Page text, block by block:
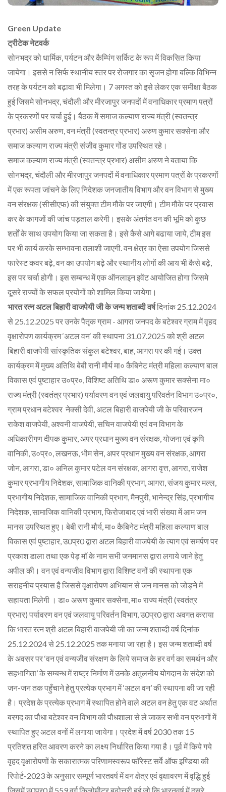
Green Update
ट्रीटेक नेटवर्क
सोनभद्र को धार्मिक, पर्यटन और कैम्पिंग सर्किट के रूप में विकसित किया
जायेगा। इससे न सिर्फ स्थानीय स्तर पर रोजगार का सृजन होगा बल्कि विभिन्न
तरह के पर्यटन को बढ़ावा भी मिलेगा। 7 अगस्त को इसे लेकर एक समीक्षा बैठक
हुई जिसमे सोनभद्र, चंदौली और मीरजापुर जनपदों में वनाधिकार प्रमाण पत्रों
के प्रकरणों पर चर्चा हुई। बैठक में समाज कल्याण राज्य मंत्री (स्वतन्त्र
प्रभार) असीम अरुण, वन मंत्री (स्वतन्त्र प्रभार) अरुण कुमार सक्सेना और
समाज कल्याण राज्य मंत्री संजीव कुमार गोंड उपस्थित रहे।
समाज कल्याण राज्य मंत्री (स्वतन्त्र प्रभार) असीम अरुण ने बताया कि
सोनभद्र, चंदौली और मीरजापुर जनपदों में वनाधिकार प्रमाण पत्रों के प्रकरणों
में एक रूपता जांचने के लिए निदेशक जनजातीय विभाग और वन विभाग से मुख्य
वन संरक्षक (सीसीएफ) की संयुक्त टीम मौके पर जाएगी। टीम मौके पर प्रवास
कर के कागजों की जांच पड़ताल करेगी। इसके अंतर्गत वन की भूमि को कुछ
शर्तों के साथ उपयोग किया जा सकता है। इसे कैसे आगे बढाया जाये, टीम इस
पर भी कार्य करके सम्भावना तलाशी जाएगी. वन क्षेत्र का ऐसा उपयोग जिससे
फारेस्ट कवर बढ़े, वन का उपयोग बढ़े और स्थानीय लोगों की आय भी कैसे बढ़े,
इस पर चर्चा होगी। इस सम्बन्ध में एक ऑनलाइन इवेंट आयोजित होगा जिसमे
दूसरे राज्यों के सफल प्रयोगों को शामिल किया जायेगा।
भारत रत्न अटल बिहारी वाजपेयी जी के जन्म शताब्दी वर्षदिनांक 25.12.2024
से 25.12.2025 पर उनके पैतृक ग्राम - आगरा जनपद के बटेश्वर ग्राम में वृहद
वृक्षारोपण कार्यक्रम ‘अटल वन‘ की स्थापना 31.07.2025 को श्री अटल
बिहारी वाजपेयी सांस्कृतिक संकुल बटेश्वर, बाह, आगरा पर की गई। उक्त
कार्यक्रम में मुख्य अतिथि बेबी रानी मौर्य मा० कैबिनेट मंत्री महिला कल्याण बाल
विकास एवं पुष्टाहार उ०प्र०, विशिष्ट अतिथि डा० अरूण कुमार सक्सेना मा०
राज्य मंत्री (स्वतंत्र प्रभार) पर्यावरण वन एवं जलवायु परिवर्तन विभाग उ०प्र०,
ग्राम प्रधान बटेश्वर नेक्सी देवी, अटल बिहारी वाजपेयी जी के परिवारजन
राकेश वाजपेयी, अश्वनी वाजपेयी, सचिन वाजपेयी एवं वन विभाग के
अधिकारीगण दीपक कुमार, अपर प्रधान मुख्य वन संरक्षक, योजना एवं कृषि
वानिकी, उ०प्र०, लखनऊ, भीम सेन, अपर प्रधान मुख्य वन संरक्षक, आगरा
जोन, आगरा, डा० अनिल कुमार पटेल वन संरक्षक, आगरा वृत्त, आगरा, राजेश
कुमार प्रभागीय निदेशक, सामाजिक वानिकी प्रभाग, आगरा, संजय कुमार मल्ल,
प्रभागीय निदेशक, सामाजिक वानिकी प्रभाग, मैनपुरी, भानेन्द्र सिंह, प्रभागीय
निदेशक, सामाजिक वानिकी प्रभाग, फिरोजाबाद एवं भारी संख्या में आम जन
मानस उपस्थित हुए। बेबी रानी मौर्य, मा० कैबिनेट मंत्री महिला कल्याण बाल
विकास एवं पुष्टाहार, उ0प्र0 द्वारा अटल बिहारी वाजपेयी के त्याग एवं समर्पण पर
प्रकाश डाला तथा एक पेड़ मॉ के नाम सभी जनमानस द्वारा लगाये जाने हेतु
अपील की। वन एवं वन्यजीव विभाग द्वारा विशिष्ट वनों की स्थापना एक
सराहनीय प्रयास है जिससे वृक्षारोपण अभियान से जन मानस को जोड़ने में
सहायता मिलेगी । डा० अरूण कुमार सक्सेना, मा० राज्य मंत्री (स्वतंत्र
प्रभार) पर्यावरण वन एवं जलवायु परिवर्तन विभाग, उ0प्र0 द्वारा अवगत कराया
कि भारत रत्न श्री अटल बिहारी वाजपेयी जी का जन्म शताब्दी वर्ष दिनांक
25.12.2024 से 25.12.2025 तक मनाया जा रहा है। इस जन्म शताब्दी वर्ष
के अवसर पर ‘वन एवं वन्यजीव संरक्षण के लिये समाज के हर वर्ग का समर्थन और
सहभागिता’ के सम्बन्ध में राष्ट्र निर्माण में उनके अतुलनीय योगदान के संदेश को
जन-जन तक पहुँचाने हेतु प्रत्येक प्रभाग में ‘अटल वन’ की स्थापना की जा रही
है। प्रदेश के प्रत्येक प्रभाग में स्थापित होने वाले अटल वन हेतु एक वट अर्थात
बरगद का पौधा बटेश्वर वन विभाग की पौधशाला से ले जाकर सभी वन प्रभागों में
स्थापित हुए अटल वनों में लगाया जायेगा। प्रदेश में वर्ष 2030 तक 15
प्रतिशत हरित आवरण करने का लक्ष्य निर्धारित किया गया है। पूर्व में किये गये
वृहद वृक्षारोपणों के सकारात्मक परिणामस्वरूप फॉरेस्ट सर्वे ऑफ इण्डिया की
रिपोर्ट-2023 के अनुसार सम्पूर्ण भारतवर्ष में वन क्षेत्र एवं वृक्षावरण में वृद्धि हुई